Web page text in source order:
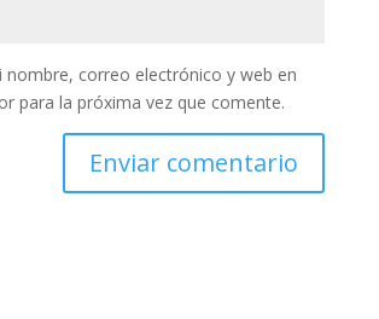
nombre, correo electrónico y web en
para la próxima vez que comente.